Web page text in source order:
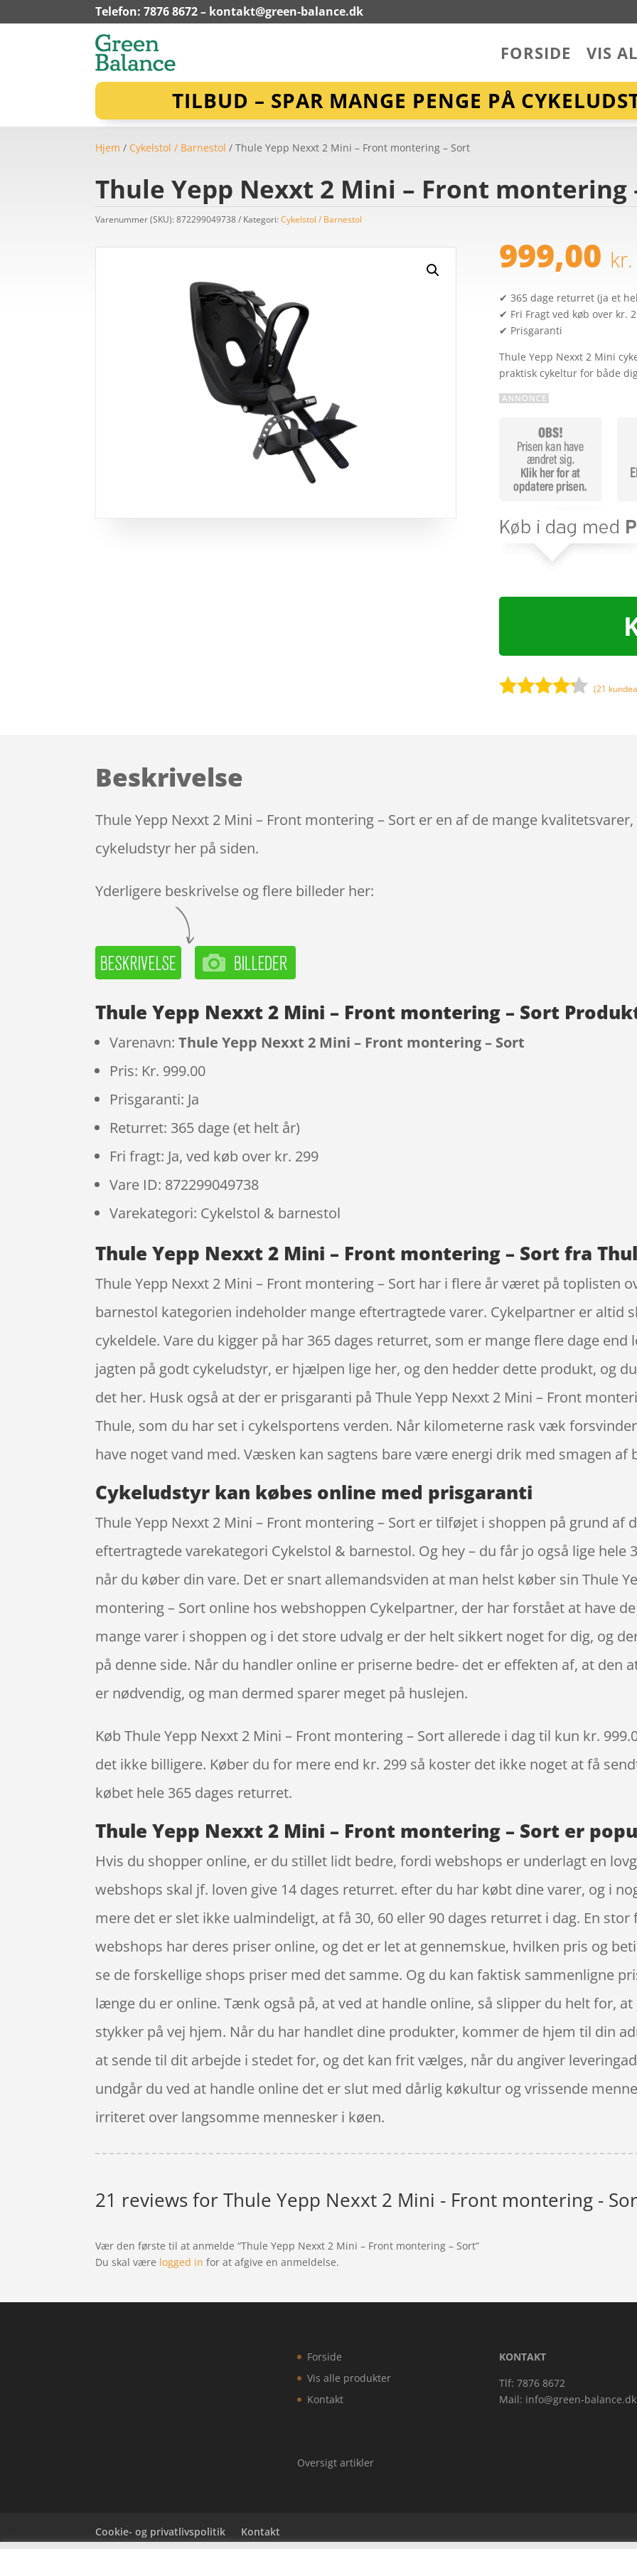
Telefon: 7876 8672 – kontakt@green-balance.dk
FORSIDE VIS
TILBUD – SPAR MANGE PENGE PÅ
Hjem / Cykelstol / Barnestol / Thule Yepp Nexxt 2 Mini – Front montering – Sort
Thule Yepp Nexxt 2 Mini – Front montering
Varenummer (SKU):872299049738 Kategori:Cykelstol / Barnestol
999,00 kr.
✔ 365 dage returret (ja et
✔ Fri Fragt ved køb over kr.
✔ Prisgaranti
Thule Yepp Nexxt 2 Mini
praktisk cykeltur for både
mmelser
(21
Beskrivelse
Thule Yepp Nexxt 2 Mini – Front montering – Sort er en af de mange
cykeludstyr her på siden.
Yderligere beskrivelse og flere billeder her:
Thule Yepp Nexxt 2 Mini – Front montering – Sort
Varenavn:Thule Yepp Nexxt 2 Mini – Front montering – Sort
Pris: Kr. 999.00
Prisgaranti: Ja
Returret: 365 dage (et helt år)
Fri fragt: Ja, ved køb over kr. 299
Vare ID: 872299049738
Varekategori: Cykelstol & barnestol
Thule Yepp Nexxt 2 Mini – Front montering – Sort fra
Thule Yepp Nexxt 2 Mini – Front montering – Sort har i flere år været på toplisten
barnestol kategorien indeholder mange eftertragtede varer. Cykelpartner er altid
cykeldele. Vare du kigger på har 365 dages returret, som er mange flere dage
jagten på godt cykeludstyr, er hjælpen lige her, og den hedder dette produkt, og
det her. Husk også at der er prisgaranti på Thule Yepp Nexxt 2 Mini – Front
Thule, som du har set i cykelsportens verden. Når kilometerne rask væk
have noget vand med. Væsken kan sagtens bare være energi drik med smagen af
Cykeludstyr kan købes online med prisgaranti
Thule Yepp Nexxt 2 Mini – Front montering – Sort er tilføjet i shoppen på grund af
eftertragtede varekategori Cykelstol & barnestol. Og hey – du får jo også lige hele
når du køber din vare. Det er snart allemandsviden at man helst køber sin Thule
montering – Sort online hos webshoppen Cykelpartner, der har forstået at have
mange varer i shoppen og i det store udvalg er der helt sikkert noget for dig, og
på denne side. Når du handler online er priserne bedre- det er effekten af, at den
er nødvendig, og man dermed sparer meget på huslejen.
Køb Thule Yepp Nexxt 2 Mini – Front montering – Sort allerede i dag til kun kr.
det ikke billigere. Køber du for mere end kr. 299 så koster det ikke noget at få
købet hele 365 dages returret.
Thule Yepp Nexxt 2 Mini – Front montering – Sort er
Hvis du shopper online, er du stillet lidt bedre, fordi webshops er underlagt en
webshops skal jf. loven give 14 dages returret. efter du har købt dine varer, og i
mere det er slet ikke ualmindeligt, at få 30, 60 eller 90 dages returret i dag. En
webshops har deres priser online, og det er let at gennemskue, hvilken pris og
se de forskellige shops priser med det samme. Og du kan faktisk sammenligne
længe du er online. Tænk også på, at ved at handle online, så slipper du helt for,
stykker på vej hjem. Når du har handlet dine produkter, kommer de hjem til din
at sende til dit arbejde i stedet for, og det kan frit vælges, når du angiver
undgår du ved at handle online det er slut med dårlig køkultur og vrissende
irriteret over langsomme mennesker i køen.
21 reviews forThule Yepp Nexxt 2 Mini - Front montering -
Vær den første til at anmelde “Thule Yepp Nexxt 2 Mini – Front montering – Sort”
Du skal være logged in for at afgive en anmeldelse.
Forside
Vis alle produkter
Kontakt
Oversigt artikler
KONTAKT
Tlf: 7876 8672
Mail: info@green-balance.dk
Cookie- og privatlivspolitik Kontakt